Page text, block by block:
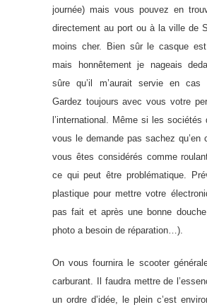
journée) mais vous pouvez en
directement au port ou à la ville de
moins cher. Bien sûr le casque est
mais honnêtement je nageais
sûre qu’il m’aurait servie en cas
Gardez toujours avec vous votre
l’international. Même si les sociétés
vous le demande pas sachez qu’en
vous êtes considérés comme
ce qui peut être problématique.
plastique pour mettre votre
pas fait et après une bonne douche
photo a besoin de réparation…).
On vous fournira le scooter
carburant. Il faudra mettre de
un ordre d’idée, le plein c’est